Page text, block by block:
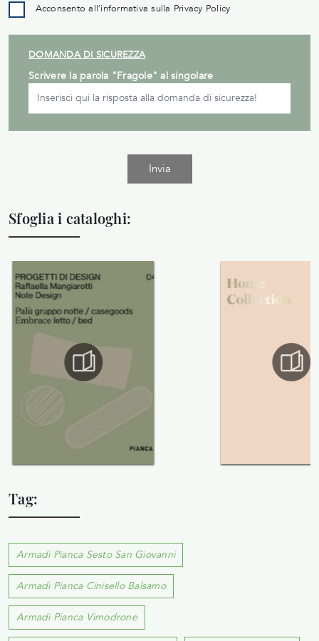
Acconsento all'informativa sulla Privacy Policy
DOMANDA DI SICUREZZA
Scrivere la parola "Fragole" al singolare
Invia
Sfoglia i cataloghi:
Tag:
Armadi Pianca Sesto San Giovanni
Armadi Pianca Cinisello Balsamo
Armadi Pianca Vimodrone